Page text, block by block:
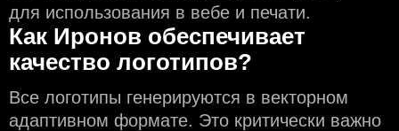
для использования в вебе и печати.
Как Иронов обеспечивает
качество логотипов?
Все логотипы генерируются в векторном
адаптивном формате. Это критически важно